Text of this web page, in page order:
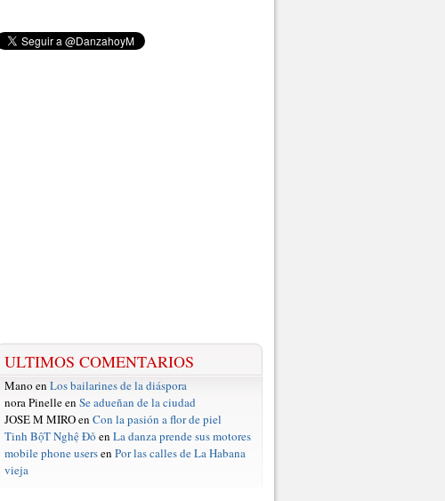
ULTIMOS COMENTARIOS
Mano en Los bailarines de la diáspora
nora Pinelle en Se adueñan de la ciudad
JOSE M MIRO en Con la pasión a flor de piel
Tinh BộT Nghệ Đỏ en La danza prende sus motores
mobile phone usersen Por las calles de La Habana
vieja